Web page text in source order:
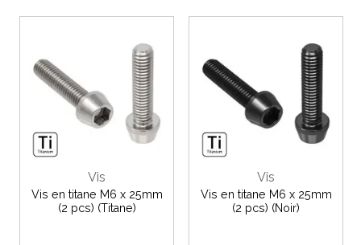
Vis
Vis en titane M6 x 25mm
(2 pcs) (Titane)
Vis
Vis en titane M6 x 25mm
(2 pcs) (Noir)